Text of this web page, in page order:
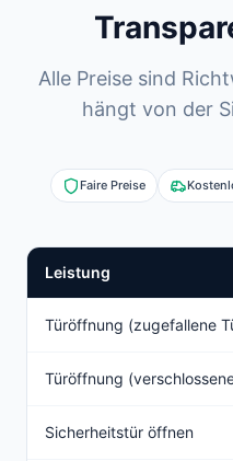
Alle Preise sind
hängt von der
Faire Preise
Leistung
Türöffnung (zugefallene
Türöffnung
Sicherheitstür öffnen